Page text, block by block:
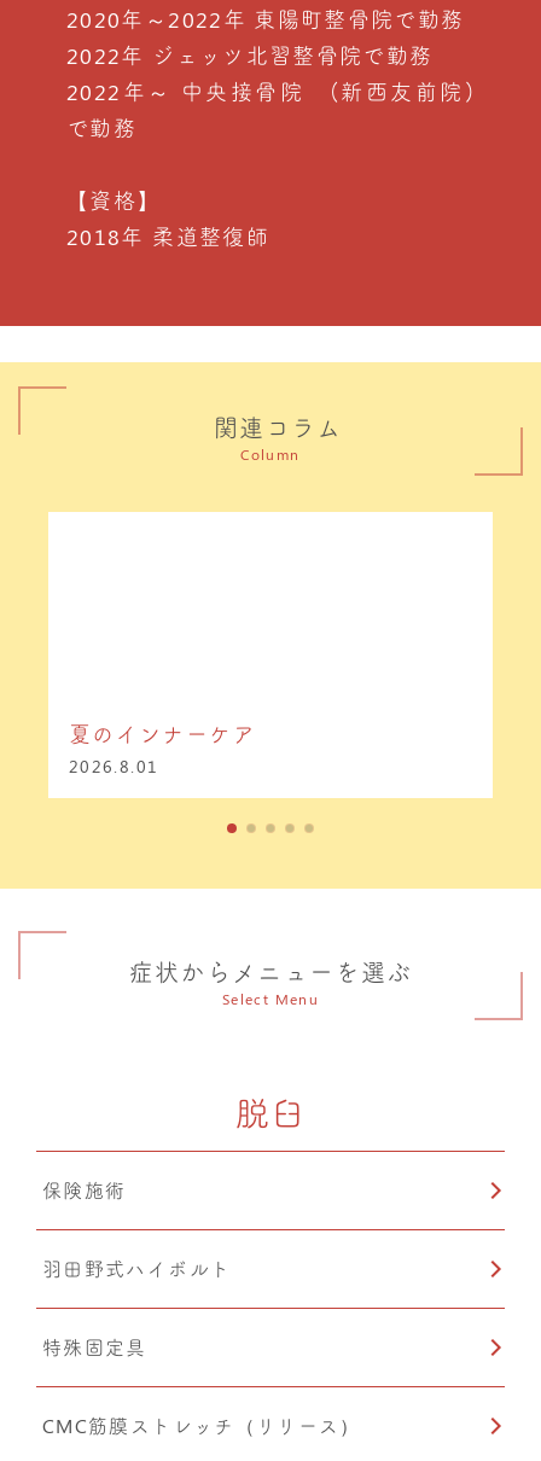
2020年～2022年 東陽町整骨院で勤務
2022年 ジェッツ北習整骨院で勤務
2022年～ 中央接骨院 (新西友前院)
で勤務
【資格】
2018年 柔道整復師
関連コラム
Column
夏のインナーケア
2026.8.01
症状からメニューを選ぶ
Select Menu
脱臼
保険施術
羽田野式ハイボルト
特殊固定具
CMC筋膜ストレッチ（リリース）